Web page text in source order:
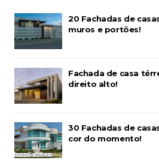
20 Fachadas de
muros e portões!
Fachada de casa
direito alto!
30 Fachadas de
cor do momento!